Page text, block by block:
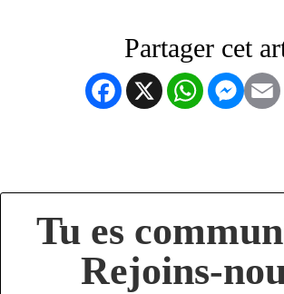
Facebook
X
Tu es
Rejoins-